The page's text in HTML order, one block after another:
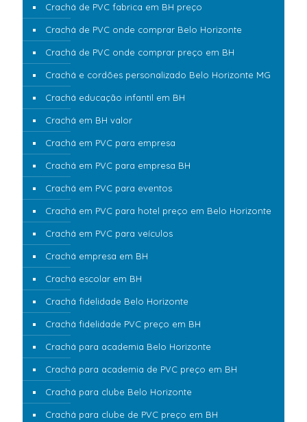
Crachá de PVC fabrica em BH preço
Crachá de PVC onde comprar Belo Horizonte
Crachá de PVC onde comprar preço em BH
Crachá e cordões personalizado Belo Horizonte MG
Crachá educação infantil em BH
Crachá em BH valor
Crachá em PVC para empresa
Crachá em PVC para empresa BH
Crachá em PVC para eventos
Crachá em PVC para hotel preço em Belo Horizonte
Crachá em PVC para veículos
Crachá empresa em BH
Crachá escolar em BH
Crachá fidelidade Belo Horizonte
Crachá fidelidade PVC preço em BH
Crachá para academia Belo Horizonte
Crachá para academia de PVC preço em BH
Crachá para clube Belo Horizonte
Crachá para clube de PVC preço em BH